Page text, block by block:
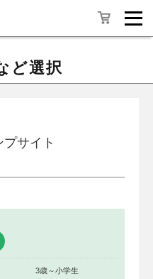
ど選択
サイト
3歳～小学生